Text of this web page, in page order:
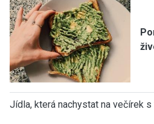
Jídla, která nachystat na večírek